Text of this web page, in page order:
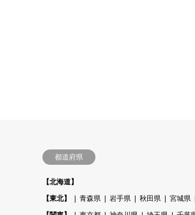
都道府県
【北海道】
【東北】
青森県 岩手県 秋田県 宮城県